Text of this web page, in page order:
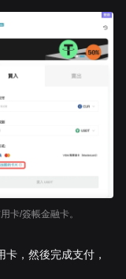
卡/簽帳金融卡。
，然後完成支付，